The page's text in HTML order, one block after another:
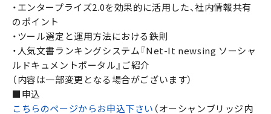
・エンタープライズ2.0を効果的に活用した、社内情報共有
のポイント
・ツール選定と運用方法における鉄則
・人気文書ランキングシステム『Net-It newsing ソーシャ
ルドキュメントポータル』ご紹介
（内容は一部変更となる場合がございます）
■申込
こちらのページからお申込下さい （オーシャンブリッジ内